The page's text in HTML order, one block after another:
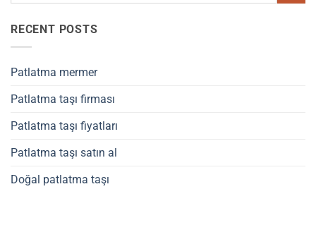
RECENT POSTS
Patlatma mermer
Patlatma taşı firması
Patlatma taşı fiyatları
Patlatma taşı satın al
Doğal patlatma taşı